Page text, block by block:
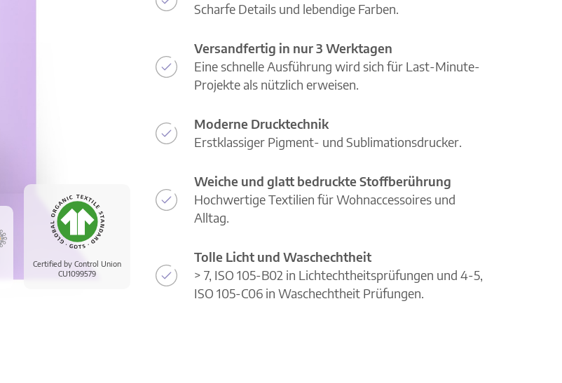
Certified by Control Union
CU1099579
Scharfe Details und lebendige Farben.
Versandfertig in nur 3 Werktagen
Eine schnelle Ausführung wird sich für Last-Minute-
Projekte als nützlich erweisen.
Moderne Drucktechnik
Erstklassiger Pigment- und Sublimationsdrucker.
Weiche und glatt bedruckte Stoffberührung
Hochwertige Textilien für Wohnaccessoires und
Alltag.
Tolle Licht und Waschechtheit
> 7, ISO 105-B02 in Lichtechtheitsprüfungen und 4-5,
ISO 105-C06 in Waschechtheit Prüfungen.